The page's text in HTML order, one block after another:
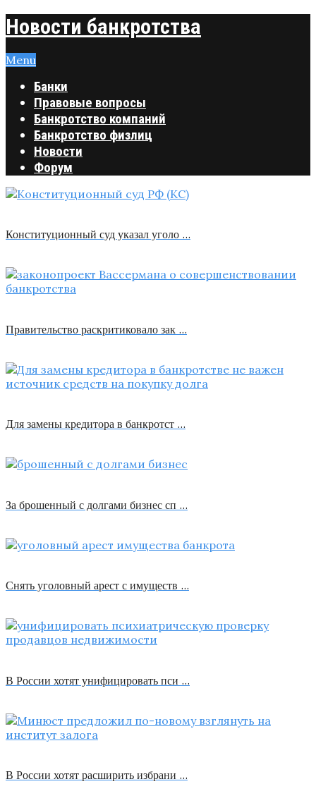
Новости банкротства
Menu
Банки
Правовые вопросы
Банкротство компаний
Банкротство физлиц
Новости
Форум
Конституционный суд указал уголо …
Правительство раскритиковало зак …
Для замены кредитора в банкротст …
За брошенный с долгами бизнес сп …
Снять уголовный арест с имуществ …
В России хотят унифицировать пси …
В России хотят расширить избрани …